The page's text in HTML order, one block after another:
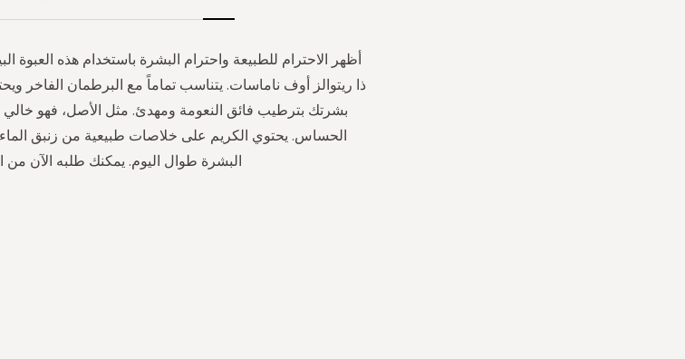
أظهر الاحترام للطبيعة واحترام البشرة باستخدام هذه العبوة
ذا ريتوالز أوف ناماسات. يتناسب تماماً مع البرطمان الفاخر
بشرتك بترطيب فائق النعومة ومهدئ. مثل الأصل، فهو خالي
الحساس. يحتوي الكريم على خلاصات طبيعية من زنبق الماء
البشرة طوال اليوم. يمكنك طلبه الآن من